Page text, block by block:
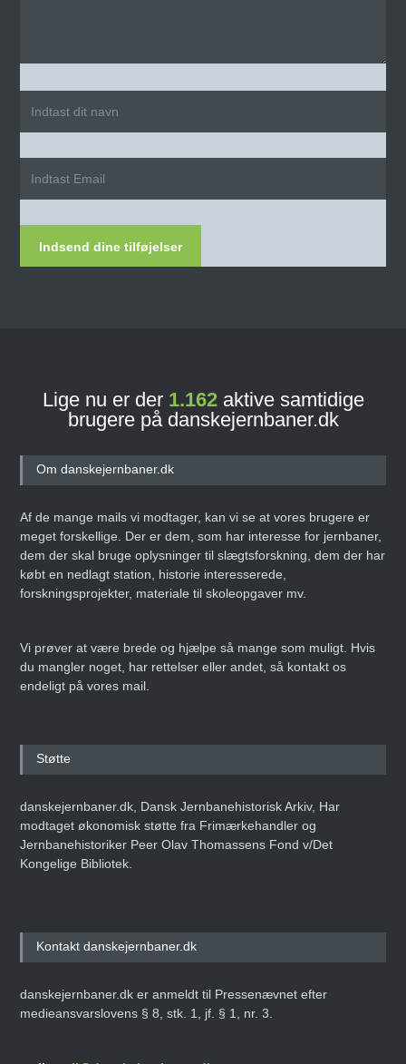
Indsend dine tilføjelser
Lige nu er der 1.162aktive samtidige
brugere på danskejernbaner.dk
Om danskejernbaner.dk
Af de mange mails vi modtager, kan vi se at vores brugere er
meget forskellige. Der er dem, som har interesse for jernbaner,
dem der skal bruge oplysninger til slægtsforskning, dem der har
købt en nedlagt station, historie interesserede,
forskningsprojekter, materiale til skoleopgaver mv.
Vi prøver at være brede og hjælpe så mange som muligt. Hvis
du mangler noget, har rettelser eller andet, så kontakt os
endeligt på vores mail.
Støtte
danskejernbaner.dk, Dansk Jernbanehistorisk Arkiv, Har
modtaget økonomisk støtte fra Frimærkehandler og
Jernbanehistoriker Peer Olav Thomassens Fond v/Det
Kongelige Bibliotek.
Kontakt danskejernbaner.dk
danskejernbaner.dk er anmeldt til Pressenævnet efter
medieansvarslovens § 8, stk. 1, jf. § 1, nr. 3.